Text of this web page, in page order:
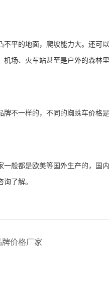
不平的地面，爬坡能力大。还可
场、火车站甚至是户外的森林里
牌不一样的，不同的蜘蛛车价格
一般都是欧美等国外生产的，国
了解。
价格厂家